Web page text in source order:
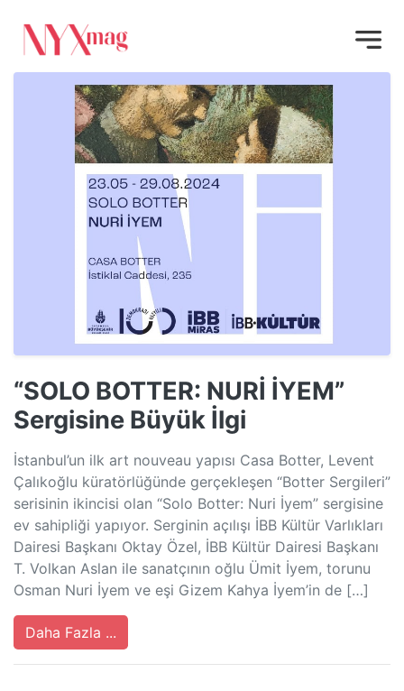
“SOLO BOTTER: NURİ İYEM”
Sergisine Büyük İlgi
İstanbul’un ilk art nouveau yapısı Casa Botter, Levent
Çalıkoğlu küratörlüğünde gerçekleşen “Botter Sergileri”
serisinin ikincisi olan “Solo Botter: Nuri İyem” sergisine
ev sahipliği yapıyor. Serginin açılışı İBB Kültür Varlıkları
Dairesi Başkanı Oktay Özel, İBB Kültür Dairesi Başkanı
T. Volkan Aslan ile sanatçının oğlu Ümit İyem, torunu
Osman Nuri İyem ve eşi Gizem Kahya İyem’in de […]
Daha Fazla ...